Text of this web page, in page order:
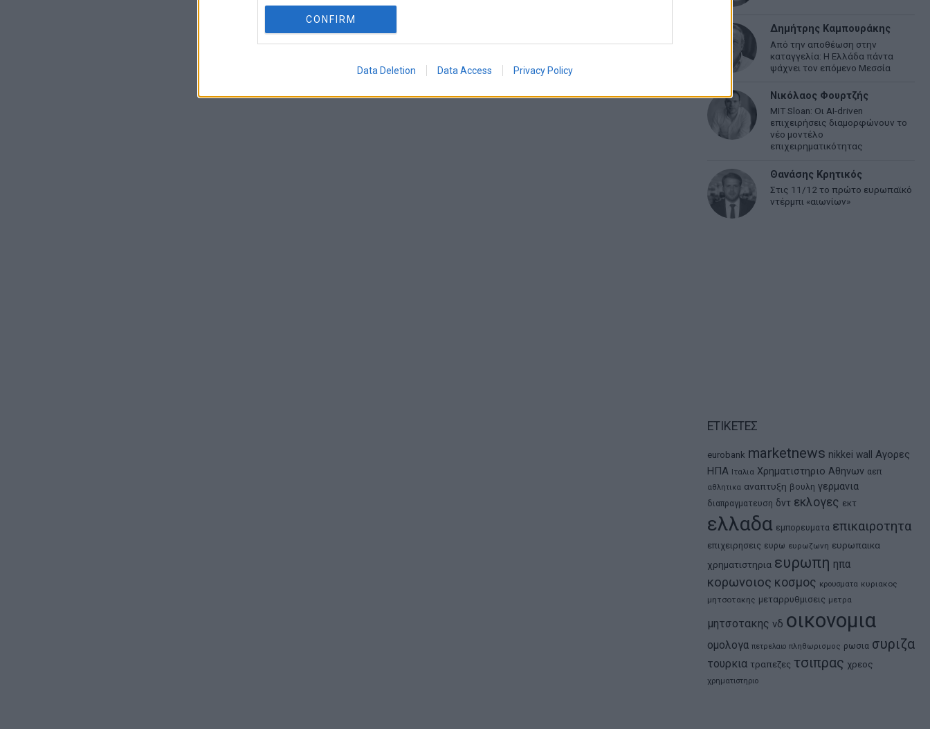
CONFIRM
Data Deletion Data Access Privacy Policy
Δημήτρης Καμπουράκης
Από την αποθέωση στην
καταγγελία: Η Ελλάδα πάντα
ψάχνει τον επόμενο Μεσσία
Νικόλαος Φουρτζής
MIT Sloan: Οι AI-driven
επιχειρήσεις διαμορφώνουν το
νέο μοντέλο
επιχειρηματικότητας
Θανάσης Κρητικός
Στις 11/12 το πρώτο ευρωπαϊκό
ντέρμπι «αιωνίων»
ΕΤΙΚΕΤΕΣ
eurobank marketnews nikkei wall
Αγορες
ΗΠΑ Ιταλια Χρηματιστηριο Αθηνων αεπ
αθλητικα αναπτυξη βουλη γερμανια
διαπραγματευση δντ εκλογες εκτ
ελλαδα εμπορευματα επικαιροτητα
επιχειρησεις ευρω ευρωζωνη ευρωπαικα
χρηματιστηρια ευρωπη ηπα
κορωνοιος κοσμος κρουσματα κυριακος
μητσοτακης μεταρρυθμισεις μετρα
μητσοτακης νδ οικονομια
ομολογα πετρελαιο πληθωρισμος ρωσια συριζα
τουρκια τραπεζες τσιπρας χρεος
χρηματιστηριο